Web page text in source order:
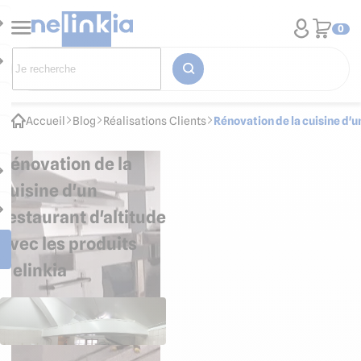
0
Accueil Blog Réalisations Clients Rénovation de la cuisine
Rénovation de la
cuisine d'un
restaurant d'altitude
avec les produits
Nelinkia